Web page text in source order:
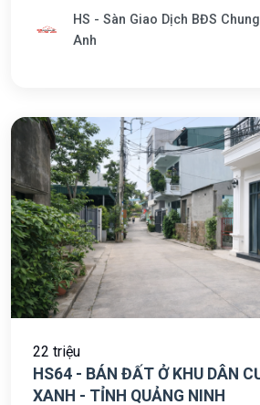
HS - Sàn Giao Dịch BĐS Chung
Anh
22 triệu
HS64 - BÁN ĐẤT Ở KHU DÂN CƯ PHƯỜNG CAO
XANH - TỈNH QUẢNG NINH